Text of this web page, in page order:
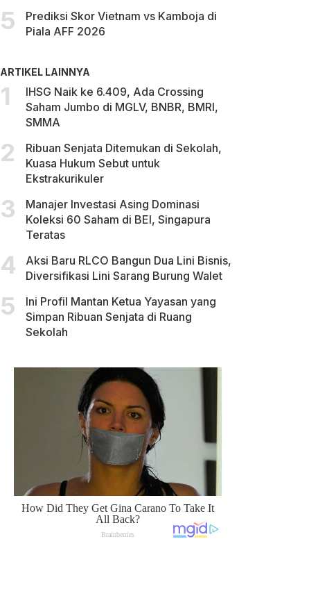
Prediksi Skor Vietnam vs Kamboja di
Piala AFF 2026
ARTIKEL LAINNYA
IHSG Naik ke 6.409, Ada Crossing
Saham Jumbo di MGLV, BNBR, BMRI,
SMMA
Ribuan Senjata Ditemukan di Sekolah,
Kuasa Hukum Sebut untuk
Ekstrakurikuler
Manajer Investasi Asing Dominasi
Koleksi 60 Saham di BEI, Singapura
Teratas
Aksi Baru RLCO Bangun Dua Lini Bisnis,
Diversifikasi Lini Sarang Burung Walet
Ini Profil Mantan Ketua Yayasan yang
Simpan Ribuan Senjata di Ruang
Sekolah